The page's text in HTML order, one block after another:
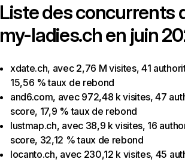
Liste des concurrents
my-ladies.ch en juin
xdate.ch, avec 2,76 M visites, 41
15,56 % taux de rebond
and6.com, avec 972,48 k visites, 47
score, 17,9 % taux de rebond
lustmap.ch, avec 38,9 k visites, 16
score, 32,12 % taux de rebond
locanto.ch, avec 230,12 k visites, 45